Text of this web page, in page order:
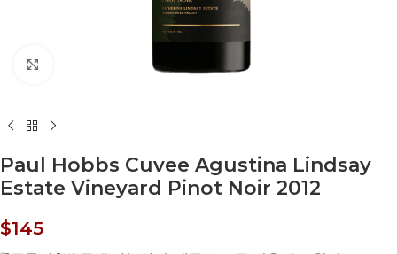
Click to enlarge
Paul Hobbs Cuvee Agustina Lindsay
Estate Vineyard Pinot Noir 2012
$145